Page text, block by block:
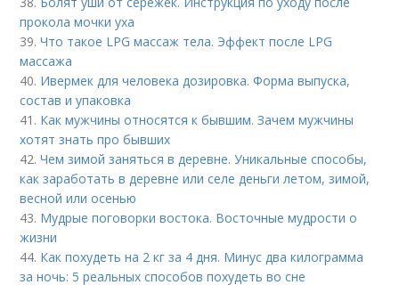
прокола мочки уха
39.Что такое LPG массаж тела. Эффект после LPG
массажа
40. Ивермек для человека дозировка. Форма выпуска,
состав и упаковка
41. Как мужчины относятся к бывшим. Зачем мужчины
хотят знать про бывших
42.Чем зимой заняться в деревне. Уникальные способы,
как заработать в деревне или селе деньги летом, зимой,
весной или осенью
43. Мудрые поговорки востока. Восточные мудрости о
жизни
44. Как похудеть на 2 кг за 4 дня. Минус два килограмма
за ночь: 5 реальных способов похудеть во сне